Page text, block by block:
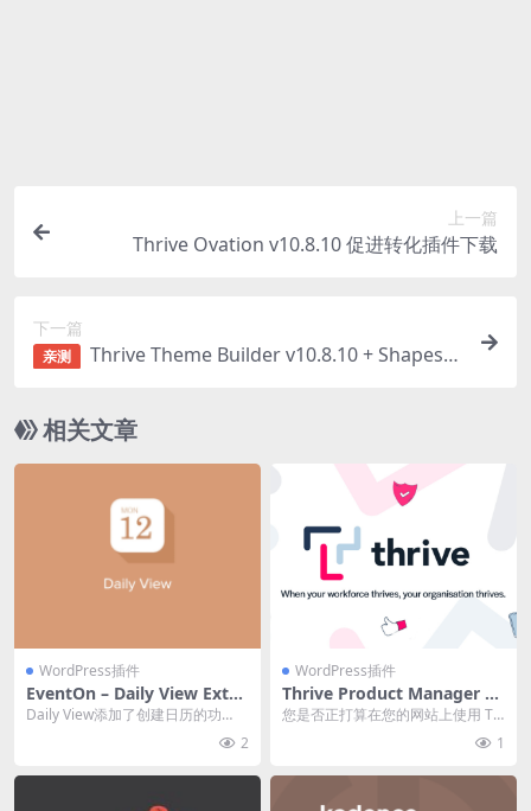
上一篇
Thrive Ovation v10.8.10 促进转化插件下载
下一篇
亲测
Thrive Theme Builder v10.8.10 + Shapeshi
相关文章
WordPress插件
EventOn – Daily View Exten
sion 2.1.11 wordpress插件
Daily View添加了创建日历的功
能，该日历在月份标题和排序栏正
2
WordPress插件
Thrive Product Manager v1
0.8.10 插件下载
您是否正打算在您的网站上使用 Th
rive Themes 插件？让我们来看看
1